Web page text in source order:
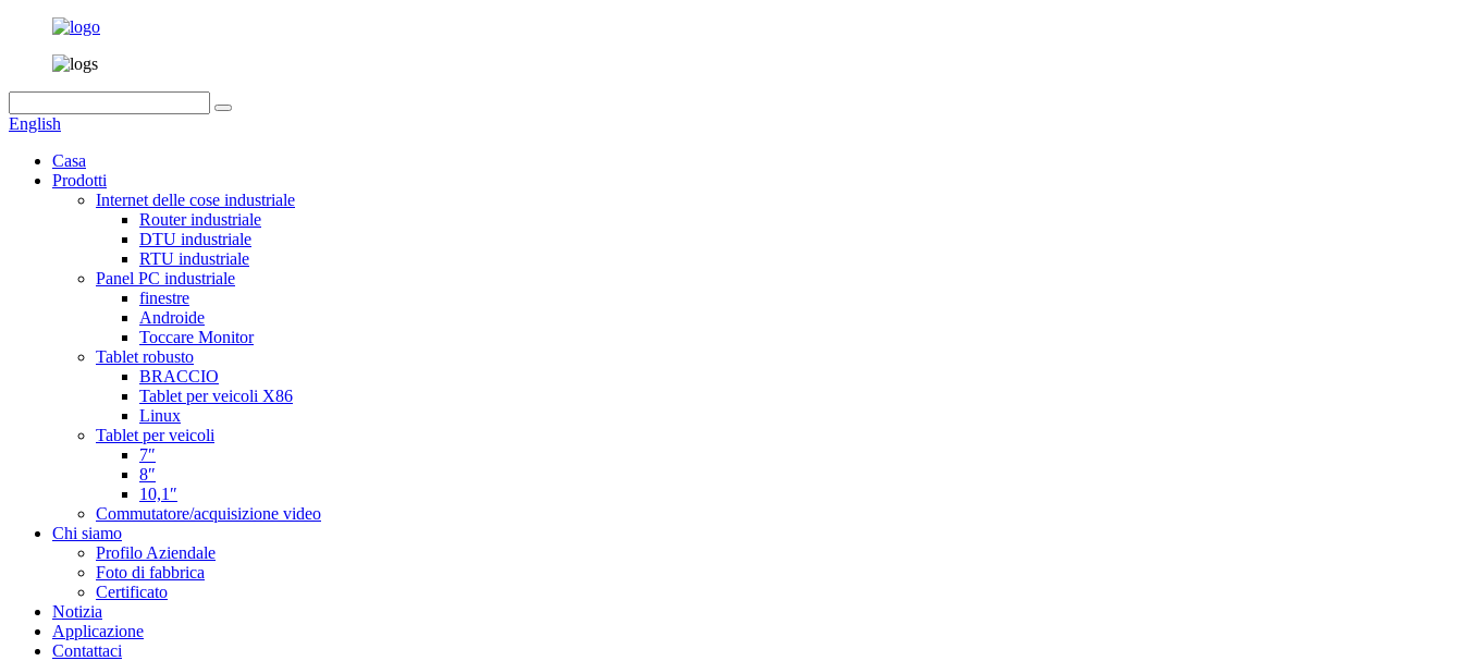
English
Casa
Prodotti
Internet delle cose industriale
Router industriale
DTU industriale
RTU industriale
Panel PC industriale
finestre
Androide
Toccare Monitor
Tablet robusto
BRACCIO
Tablet per veicoli X86
Linux
Tablet per veicoli
7″
8″
10,1″
Commutatore/acquisizione video
Chi siamo
Profilo Aziendale
Foto di fabbrica
Certificato
Notizia
Applicazione
Contattaci